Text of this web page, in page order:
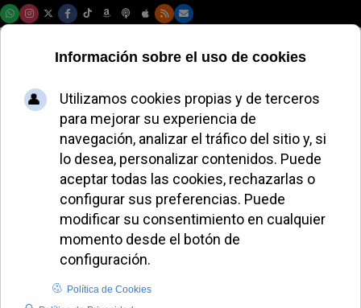
Así ayuda la Iglesia
a que ninguna
vocación se pierda
por falta de
recursos